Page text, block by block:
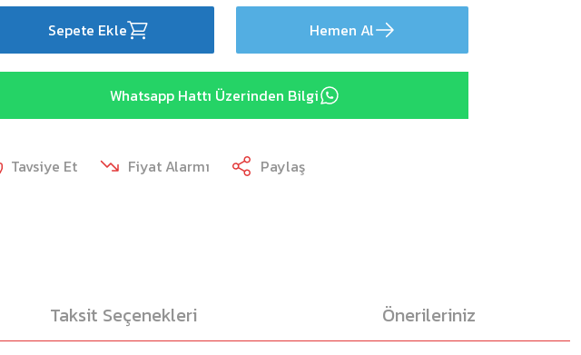
Sepete Ekle Hemen Al
Whatsapp Hattı Üzerinden Bilgi
Tavsiye Et Fiyat Alarmı Paylaş
Taksit Seçenekleri Önerileriniz